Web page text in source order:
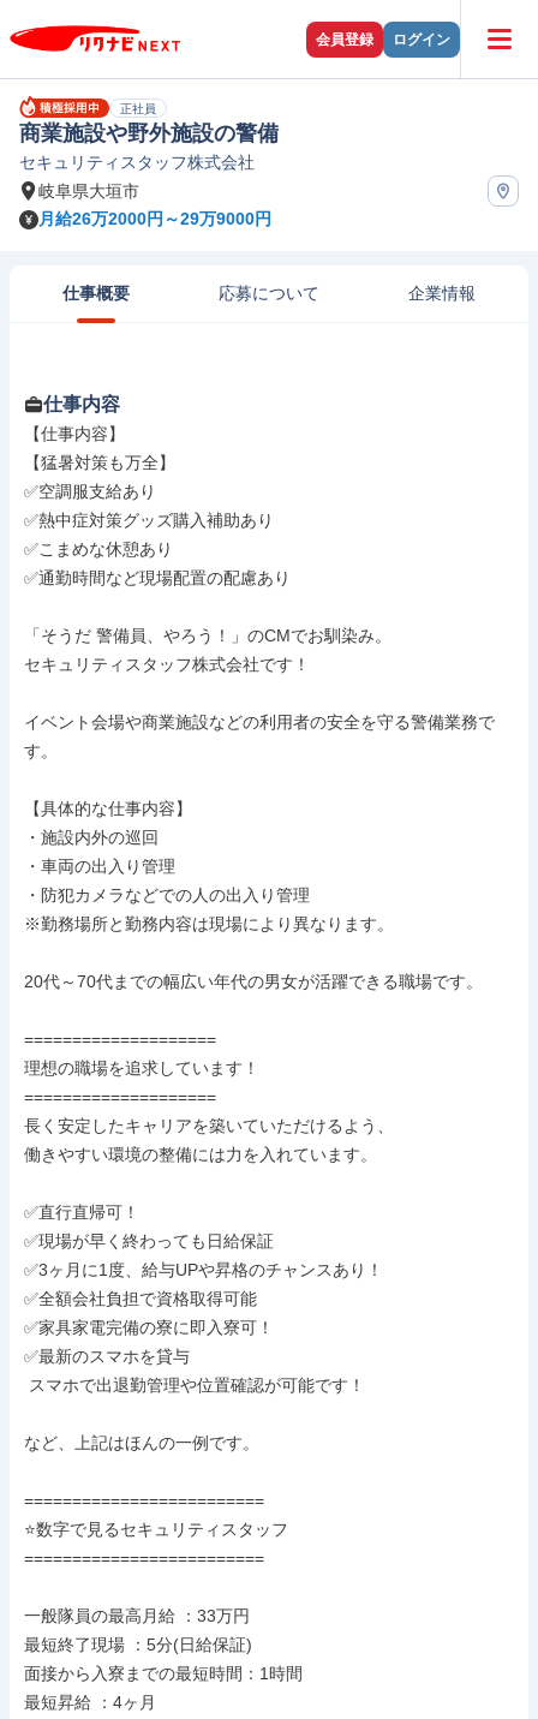
会員登録 ログイン
正社員
商業施設や野外施設の警備
セキュリティスタッフ株式会社
岐阜県大垣市
月給26万2000円～29万9000円
仕事概要 応募について 企業情報
仕事内容
【仕事内容】
【猛暑対策も万全】
✅空調服支給あり
✅熱中症対策グッズ購入補助あり
✅こまめな休憩あり
✅通勤時間など現場配置の配慮あり
「そうだ 警備員、やろう！」のCMでお馴染み。
セキュリティスタッフ株式会社です！
イベント会場や商業施設などの利用者の安全を守る警備業務で
す。
【具体的な仕事内容】
・施設内外の巡回
・車両の出入り管理
・防犯カメラなどでの人の出入り管理
※勤務場所と勤務内容は現場により異なります。
20代～70代までの幅広い年代の男女が活躍できる職場です。
====================
理想の職場を追求しています！
====================
長く安定したキャリアを築いていただけるよう、
働きやすい環境の整備には力を入れています。
✅直行直帰可！
✅現場が早く終わっても日給保証
✅3ヶ月に1度、給与UPや昇格のチャンスあり！
✅全額会社負担で資格取得可能
✅家具家電完備の寮に即入寮可！
✅最新のスマホを貸与
など、上記はほんの一例です。
=========================
⭐数字で見るセキュリティスタッフ
=========================
一般隊員の最高月給 ：33万円
最短終了現場 ：5分(日給保証)
面接から入寮までの最短時間：1時間
最短昇給 ：4ヶ月